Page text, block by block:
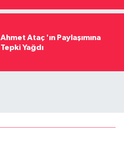
Ahmet Ataç 'ın Paylaşımına
Tepki Yağdı